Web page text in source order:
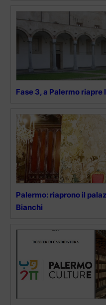
Fase 3, a Palermo riapre
Palermo: riaprono il
Bianchi